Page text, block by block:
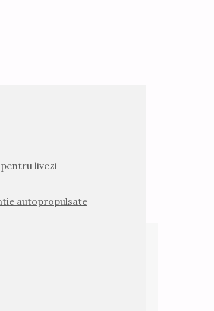
livezi
autopropulsate